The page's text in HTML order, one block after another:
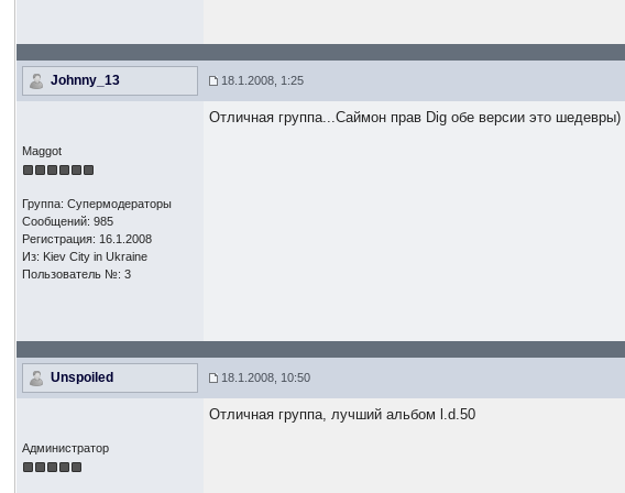
Johnny_13 18.1.2008, 1:25
Maggot
Группа: Супермодераторы
Сообщений: 985
Регистрация: 16.1.2008
Из: Kiev Сity in Ukraine
Пользователь №: 3
Отличная группа...Саймон прав Dig обе версии это шедевры)
Unspoiled 18.1.2008, 10:50
Администратор
Отличная группа, лучший альбом l.d.50